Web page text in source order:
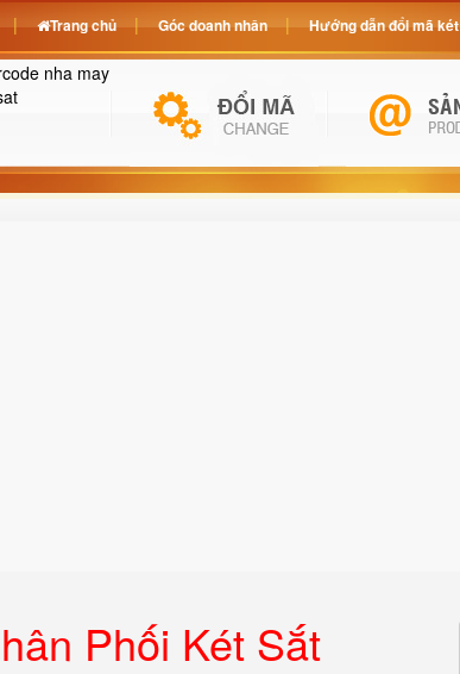
Phối Két Sắt
Trang chủ Góc doanh nhân Hướng dẫn đổi mã két